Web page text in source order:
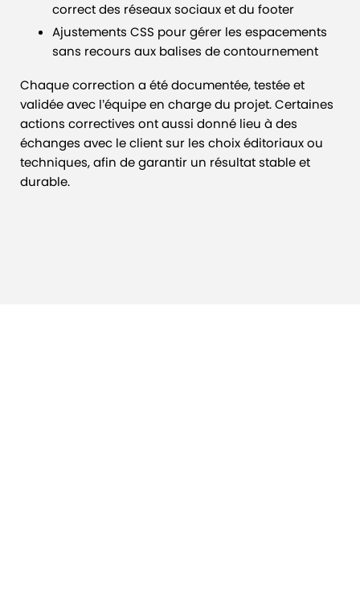
correct des réseaux sociaux et du footer
Ajustements CSS pour gérer les espacements
sans recours aux balises de contournement
Chaque correction a été documentée, testée et
validée avec l’équipe en charge du projet. Certaines
actions correctives ont aussi donné lieu à des
échanges avec le client sur les choix éditoriaux ou
techniques, afin de garantir un résultat stable et
durable.